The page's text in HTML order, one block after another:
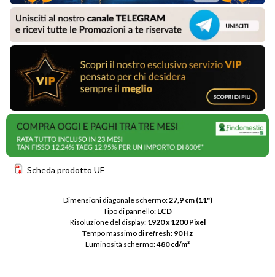
Scheda prodotto UE
Dimensioni diagonale schermo: 27,9 cm (11")
Tipo di pannello: LCD
Risoluzione del display: 1920 x 1200 Pixel
Tempo massimo di refresh: 90 Hz
Luminosità schermo: 480 cd/m²